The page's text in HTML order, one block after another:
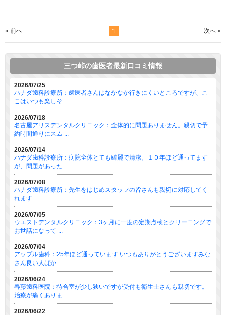
« 前へ 1 次へ »
三つ峠の歯医者最新口コミ情報
2026/07/25
ハナダ歯科診療所：歯医者さんはなかなか行きにくいところですが、こ
こはいつも楽しそ ...
2026/07/18
名古屋アリスデンタルクリニック：全体的に問題ありません。親切で予
約時間通りにスム ...
2026/07/14
ハナダ歯科診療所：病院全体とても綺麗で清潔。１０年ほど通ってます
が、問題があった ...
2026/07/08
ハナダ歯科診療所：先生をはじめスタッフの皆さんも親切に対応してく
れます
2026/07/05
ウエストデンタルクリニック：3ヶ月に一度の定期点検とクリーニングで
お世話になって ...
2026/07/04
アップル歯科：25年ほど通っています いつもありがとうございますみな
さん良い人ばか ...
2026/06/24
春藤歯科医院：待合室が少し狭いですが受付も衛生士さんも親切です。
治療が痛くありま ...
2026/06/22